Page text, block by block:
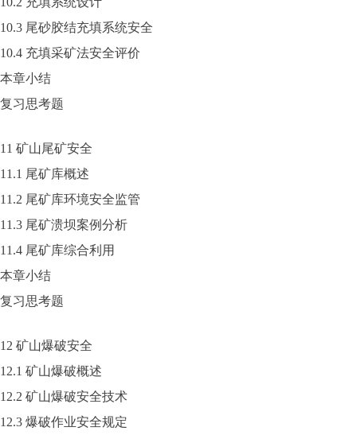
10.3 尾砂胶结充填系统安全
10.4 充填采矿法安全评价
本章小结
复习思考题
11 矿山尾矿安全
11.1 尾矿库概述
11.2 尾矿库环境安全监管
11.3 尾矿溃坝案例分析
11.4 尾矿库综合利用
本章小结
复习思考题
12 矿山爆破安全
12.1 矿山爆破概述
12.2 矿山爆破安全技术
12.3 爆破作业安全规定